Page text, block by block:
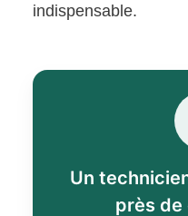
indispensable.
Un
près de